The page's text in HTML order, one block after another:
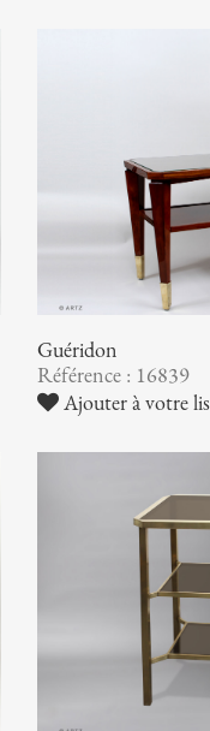
Guéridon
Référence : 16839
Ajouter à votre